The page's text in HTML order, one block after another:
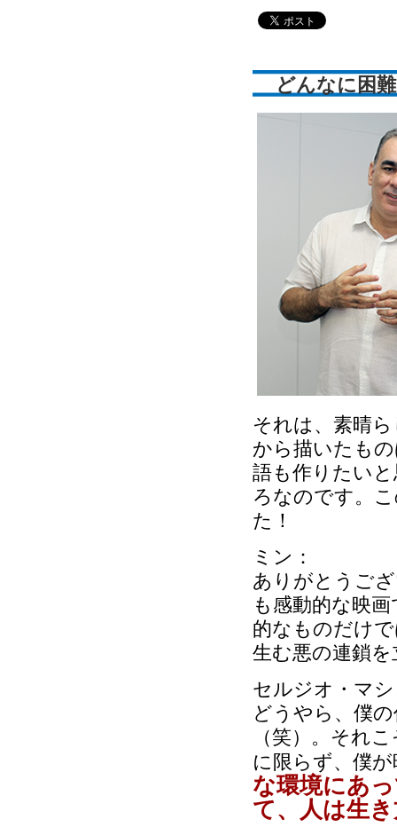
どんなに困
それは、素晴
から描いたも
語も作りたい
ろなのです。
た！
ミン：
ありがとうご
も感動的な映
的なものだけ
生む悪の連鎖
セルジオ・マ
どうやら、僕
（笑）。それ
に限らず、僕
な環境にあ
て、人は生